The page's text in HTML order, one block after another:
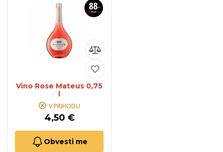
Vino Rose Mateus 0,75
l
V PRIHODU
4,50 €
Obvesti me